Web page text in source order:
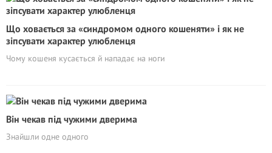
Що ховається за «синдромом одного кошеняти» і як не
зіпсувати характер улюбленця
Чому кошеня кусається й нападає на ноги
Він чекав під чужими дверима
Знайшли одне одного